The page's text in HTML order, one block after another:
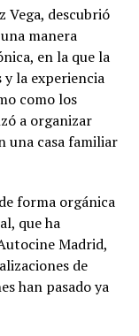
Vega, descubrió
manera
en la que la
y la experiencia
como los
a organizar
una casa familiar
forma orgánica
que ha
Madrid,
de
han pasado ya